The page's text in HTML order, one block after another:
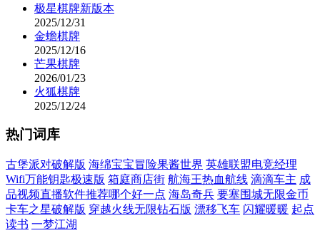
极星棋牌新版本
2025/12/31
金蟾棋牌
2025/12/16
芒果棋牌
2026/01/23
火狐棋牌
2025/12/24
热门词库
古堡派对破解版 海绵宝宝冒险果酱世界 英雄联盟电竞经理
Wifi万能钥匙极速版 箱庭商店街 航海王热血航线 滴滴车主 成
品视频直播软件推荐哪个好一点 海岛奇兵 要塞围城无限金币
卡车之星破解版 穿越火线无限钻石版 漂移飞车 闪耀暖暖 起点
读书 一梦江湖